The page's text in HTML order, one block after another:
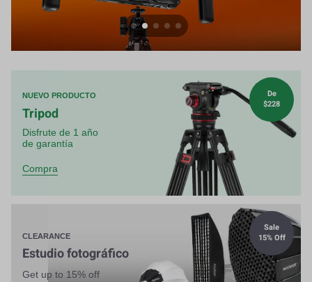
NUEVO PRODUCTO
Tripod
Disfrute de 1 año
de garantía
Compra
De
$228
CLEARANCE
Estudio fotográfico
Get up to 15% off
Sale
15% Off